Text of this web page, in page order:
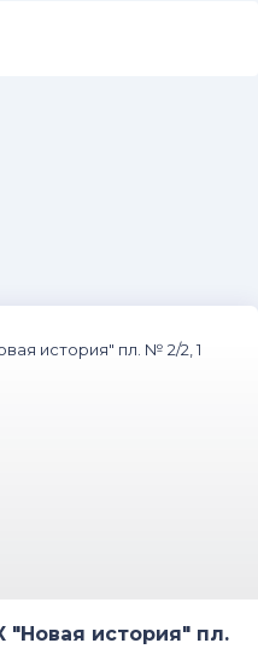
история" пл.